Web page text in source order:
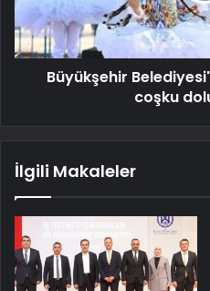
Büyükşehir
coşku
İlgili Makaleler